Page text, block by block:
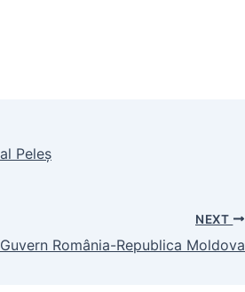
Peleș
NEXT
România-Republica Moldova